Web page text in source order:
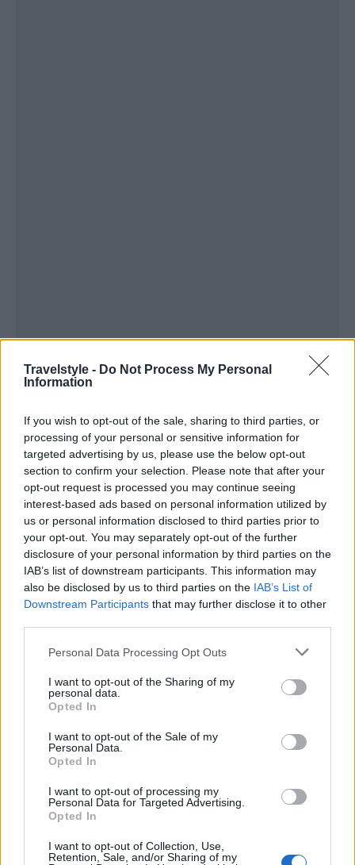
Travelstyle - Do Not Process My Personal
Information
If you wish to opt-out of the sale, sharing to third parties, or
processing of your personal or sensitive information for
targeted advertising by us, please use the below opt-out
section to confirm your selection. Please note that after your
opt-out request is processed you may continue seeing
interest-based ads based on personal information utilized by
us or personal information disclosed to third parties prior to
your opt-out. You may separately opt-out of the further
disclosure of your personal information by third parties on the
IAB’s list of downstream participants. This information may
also be disclosed by us to third parties on the IAB’s List of
Downstream Participants that may further disclose it to other
Please note that this website/app uses one or more Google
not limited to your visit or usage behaviour. You may click to
grant or deny consent to Google and its third-party tags to
use your data for below specified purposes in below Google
consent section.
Personal Data Processing Opt Outs
I want to opt-out of the Sharing of my
personal data.
Opted In
I want to opt-out of the Sale of my
Personal Data.
Opted In
I want to opt-out of processing my
Personal Data for Targeted Advertising.
Opted In
I want to opt-out of Collection, Use,
Retention, Sale, and/or Sharing of my
Για παράδειγμα, όταν το μέσο ποσοστό μόλυνσης
της κοινότητας ήταν στο 1,1% (περίπου ένα στα
100 άτομα) τα ποσοστά μόλυνσης στις πτήσεις με
επιβάτες που είχαν αρνητικό τεστ ήταν 0,05% ή